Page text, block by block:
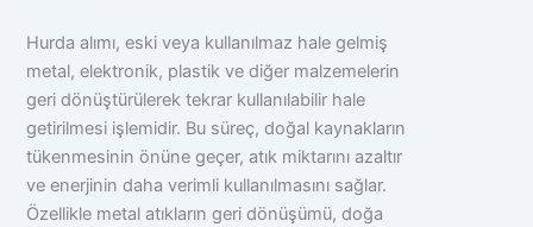
Hurda alımı, eski veya kullanılmaz hale gelmiş
metal, elektronik, plastik ve diğer malzemelerin
geri dönüştürülerek tekrar kullanılabilir hale
getirilmesi işlemidir. Bu süreç, doğal kaynakların
tükenmesinin önüne geçer, atık miktarını azaltır
ve enerjinin daha verimli kullanılmasını sağlar.
Özellikle metal atıkların geri dönüşümü, doğa